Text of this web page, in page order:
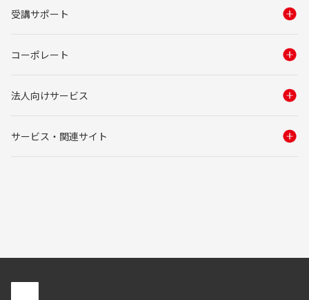
受講サポート
コーポレート
法人向けサービス
サービス・関連サイト